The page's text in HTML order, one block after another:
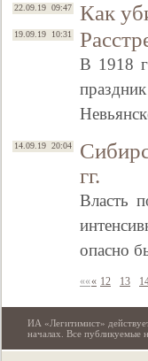
22.09.19 09:47 Как
19.09.19 10:31
В 1918
14.09.19 20:04
гг.
Власть
опасно
««« 12 13
ИА «Легитимист»
началах. Все публикуемые